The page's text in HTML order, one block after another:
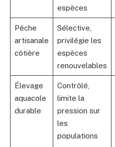
espèces
Pêche
artisanale
côtière
Sélective,
privilégie les
espèces
renouvelables
Élevage
aquacole
durable
Contrôlé,
limite la
pression sur
les
populations